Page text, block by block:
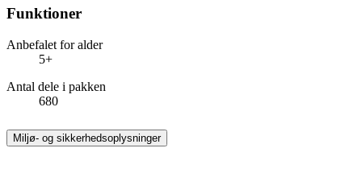
Funktioner
Anbefalet for alder
5+
Antal dele i pakken
680
Miljø- og sikkerhedsoplysninger